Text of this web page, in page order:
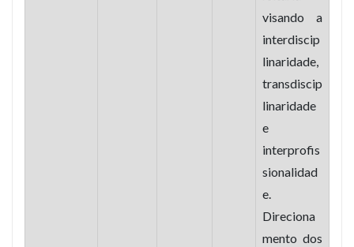
visando a
interdiscip
linaridade,
transdiscip
linaridade
e
interprofis
sionalidad
e.
Direciona
mento dos